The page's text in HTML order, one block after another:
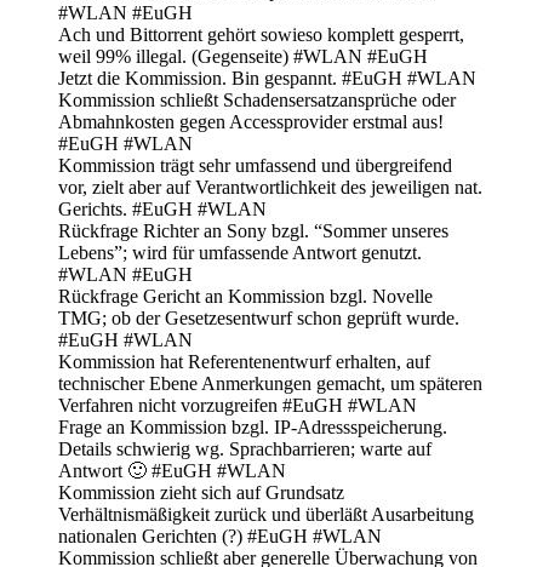
#WLAN #EuGH
Ach und Bittorrent gehört sowieso komplett gesperrt,
weil 99% illegal. (Gegenseite) #WLAN #EuGH
Jetzt die Kommission. Bin gespannt. #EuGH #WLAN
Kommission schließt Schadensersatzansprüche oder
Abmahnkosten gegen Accessprovider erstmal aus!
#EuGH #WLAN
Kommission trägt sehr umfassend und übergreifend
vor, zielt aber auf Verantwortlichkeit des jeweiligen nat.
Gerichts. #EuGH #WLAN
Rückfrage Richter an Sony bzgl. “Sommer unseres
Lebens”; wird für umfassende Antwort genutzt.
#WLAN #EuGH
Rückfrage Gericht an Kommission bzgl. Novelle
TMG; ob der Gesetzesentwurf schon geprüft wurde.
#EuGH #WLAN
Kommission hat Referentenentwurf erhalten, auf
technischer Ebene Anmerkungen gemacht, um späteren
Verfahren nicht vorzugreifen #EuGH #WLAN
Frage an Kommission bzgl. IP-Adressspeicherung.
Details schwierig wg. Sprachbarrieren; warte auf
Antwort 🙂 #EuGH #WLAN
Kommission zieht sich auf Grundsatz
Verhältnismäßigkeit zurück und überläßt Ausarbeitung
nationalen Gerichten (?) #EuGH #WLAN
Kommission schließt aber generelle Überwachung von